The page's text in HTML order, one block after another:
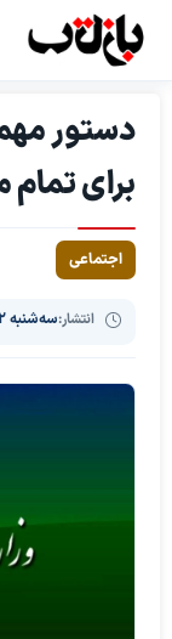
دستور
برای
اجتماعی
انتشار:سه‌شنبه ۲۲ اردیبهشت ۱۴۰۵، ساعت ۱۴:۰۰